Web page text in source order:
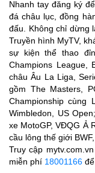
Nhanh tay đăng ký
đá châu lục, đồng
đấu. Không chỉ dừng
Truyền hình MyTV,
sự kiện thể thao
Champions League,
châu Âu La Liga,
gồm The Masters,
Championship cùng
Wimbledon, US
xe MotoGP, VĐQG Ả
cầu lông thế giới
Truy cập
miễn phí 18001166